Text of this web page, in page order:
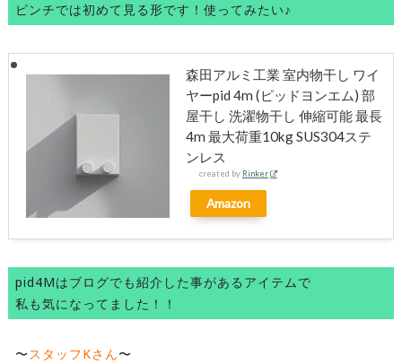
ピンチでは初めて見る形です！使ってみたい♪
森田アルミ工業 室内物干し ワイ
ヤーpid 4m (ピッドヨンエム) 部
屋干し 洗濯物干し 伸縮可能 最長
4m 最大荷重10kg SUS304ステ
ンレス
created by Rinker
Amazon
pid4Mはブログでも紹介した事があるアイテムで
私も気になってました！！
〜スタッフKさん〜